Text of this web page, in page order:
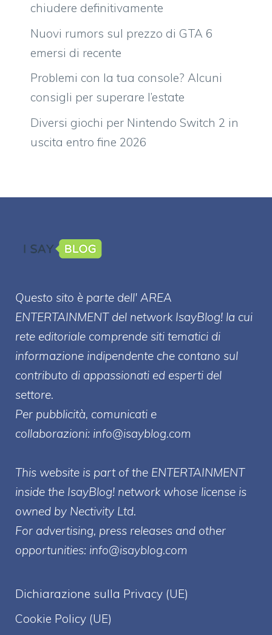
chiudere definitivamente
Nuovi rumors sul prezzo di GTA 6
emersi di recente
Problemi con la tua console? Alcuni
consigli per superare l’estate
Diversi giochi per Nintendo Switch 2 in
uscita entro fine 2026
Questo sito è parte dell' AREA
ENTERTAINMENT del network IsayBlog! la cui
rete editoriale comprende siti tematici di
informazione indipendente che contano sul
contributo di appassionati ed esperti del
settore.
Per pubblicità, comunicati e
collaborazioni: info@isayblog.com
This website is part of the ENTERTAINMENT
inside the IsayBlog! network whose license is
owned by Nectivity Ltd.
For advertising, press releases and other
opportunities: info@isayblog.com
Dichiarazione sulla Privacy (UE)
Cookie Policy (UE)